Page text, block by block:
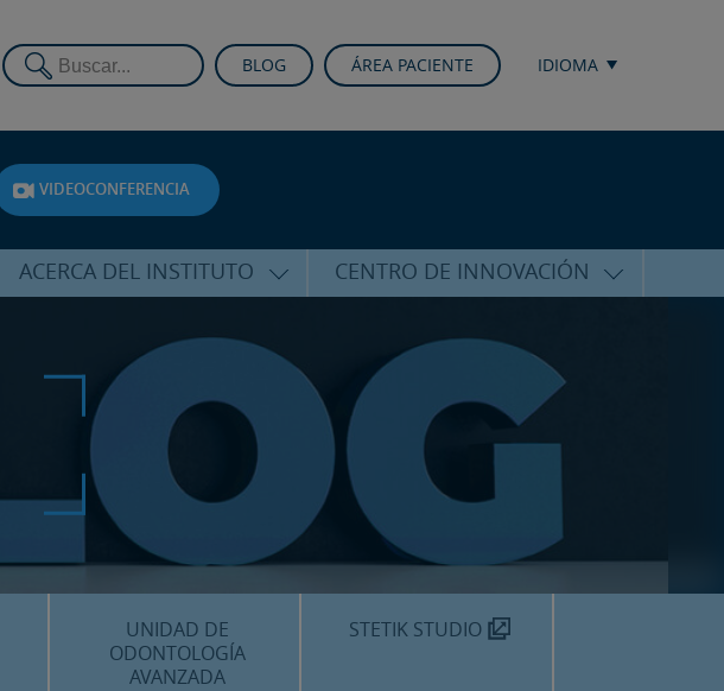
BLOG ÁREA PACIENTE IDIOMA
VIDEOCONFERENCIA
ACERCA DEL INSTITUTO
EQUIPO
ATENCIÓN PERSONALIZADA
UNIDAD DE ACOMPAÑAMIENTO
PSICOLÓGICO
SERVICIOS INTERNACIONALES
CENTRO MÉDICO TEKNON
CENTRO DE INNOVACIÓN
CURSOS Y CONFERENCIAS
FORMACIÓN
PUBLICACIONES CIENTÍFICAS
LA VOZ DEL EXPERTO
UNIDAD DE
ODONTOLOGÍA
AVANZADA
STETIK STUDIO